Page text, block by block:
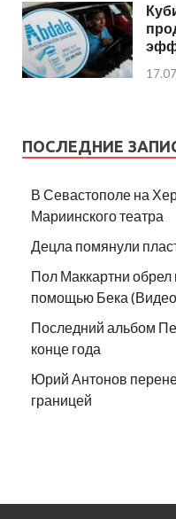
ПОСЛЕДНИЕ
В Севастополе на
Мариинского театра
Децла помянули
Пол Маккартни обрел
помощью Бека
Последний альбом
конце года
Юрий Антонов
границей